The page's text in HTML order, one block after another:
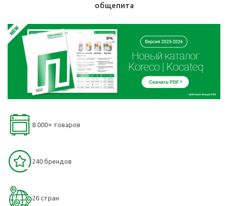
общепита
8 000+ товаров
240 брендов
26 стран